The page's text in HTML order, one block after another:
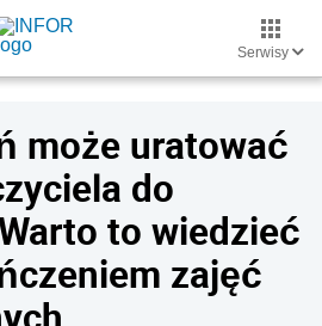
Serwisy
może uratować
do
to wiedzieć
zajęć